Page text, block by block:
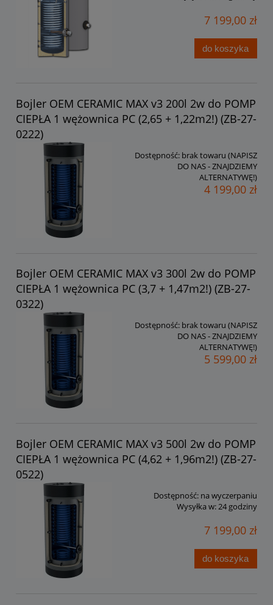
7 199,00 zł
do koszyka
Bojler OEM CERAMIC MAX v3 200l 2w do POMP
CIEPŁA 1 wężownica PC (2,65 + 1,22m2!) (ZB-27-
0222)
Dostępność: brak towaru (NAPISZ
DO NAS - ZNAJDZIEMY
ALTERNATYWĘ!)
4 199,00 zł
Bojler OEM CERAMIC MAX v3 300l 2w do POMP
CIEPŁA 1 wężownica PC (3,7 + 1,47m2!) (ZB-27-
0322)
Dostępność: brak towaru (NAPISZ
DO NAS - ZNAJDZIEMY
ALTERNATYWĘ!)
5 599,00 zł
Bojler OEM CERAMIC MAX v3 500l 2w do POMP
CIEPŁA 1 wężownica PC (4,62 + 1,96m2!) (ZB-27-
0522)
Dostępność: na wyczerpaniu
Wysyłka w:24 godziny
7 199,00 zł
do koszyka